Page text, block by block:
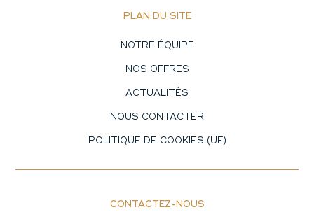
PLAN DU SITE
NOTRE ÉQUIPE
NOS OFFRES
ACTUALITÉS
NOUS CONTACTER
POLITIQUE DE COOKIES (UE)
CONTACTEZ-NOUS